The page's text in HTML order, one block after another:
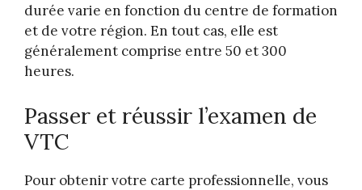
durée varie en fonction du centre de formation
et de votre région. En tout cas, elle est
généralement comprise entre 50 et 300
heures.
Passer et réussir l’examen de
VTC
Pour obtenir votre carte professionnelle, vous